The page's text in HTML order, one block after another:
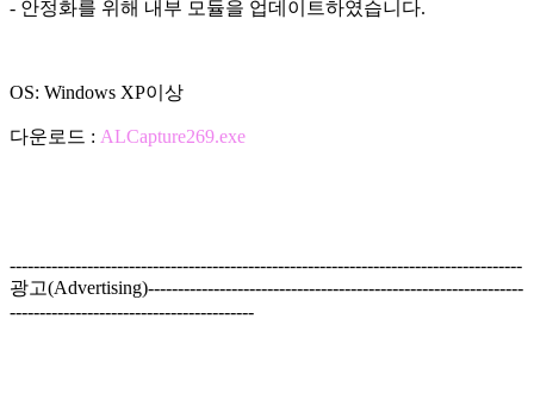
- 안정화를 위해 내부 모듈을 업데이트하였습니다.
OS: Windows XP이상
다운로드 : ALCapture269.exe
--------------------------------------------------------------------------------------
광고(Advertising)---------------------------------------------------------------
-----------------------------------------